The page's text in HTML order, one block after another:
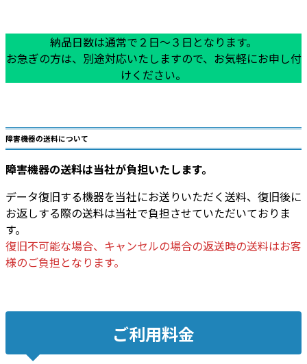
納品日数は通常で２日～３日となります。
お急ぎの方は、別途対応いたしますので、お気軽にお申し付
けください。
障害機器の送料について
障害機器の送料は当社が負担いたします。
データ復旧する機器を当社にお送りいただく送料、復旧後に
お返しする際の送料は当社で負担させていただいておりま
す。
復旧不可能な場合、キャンセルの場合の返送時の送料はお客
様のご負担となります。
ご利用料金